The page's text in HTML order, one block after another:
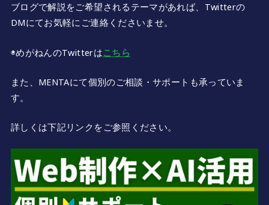
ブログで解説をご希望されるテーマがあれば、Twitterの
DMにてお気軽にご連絡くださいませ。
◉めがねんのTwitterはこちら
また、MENTAにて個別のご相談・サポートも承っていま
す。
詳しくは下記リンクをご参照ください。